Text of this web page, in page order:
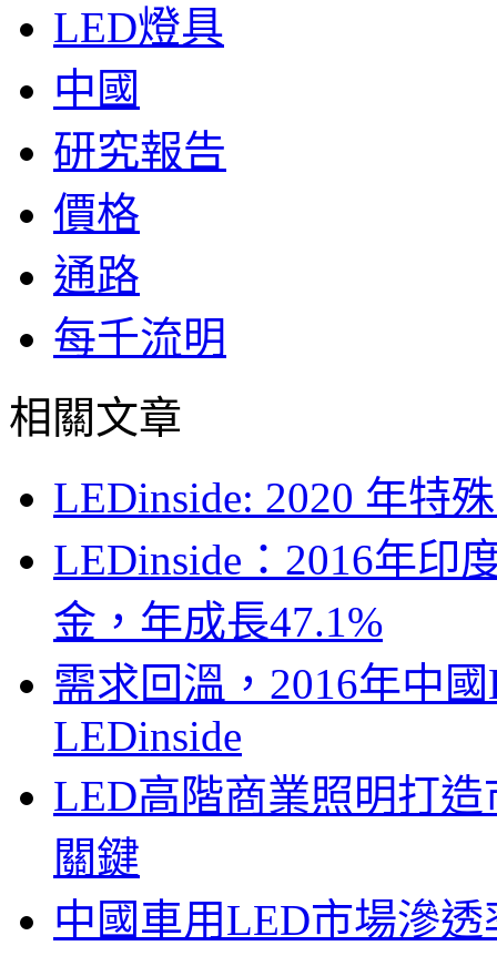
LED燈具
中國
研究報告
價格
通路
每千流明
相關文章
LEDinside: 2020 年特
LEDinside：2016年印
金，年成長47.1%
需求回溫，2016年中
LEDinside
LED高階商業照明打
關鍵
中國車用LED市場滲